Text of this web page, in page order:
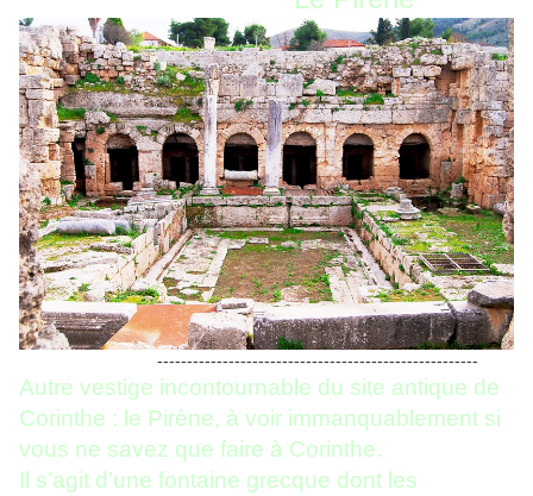
------------------------------------------------------
Autre vestige incontournable du site antique de
Corinthe : le Pirène, à voir immanquablement si
vous ne savez que faire à Corinthe.
Il s’agit d’une fontaine grecque dont les